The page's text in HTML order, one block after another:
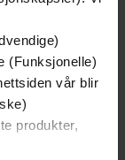
(Funksjonelle)
vår blir
produkter,